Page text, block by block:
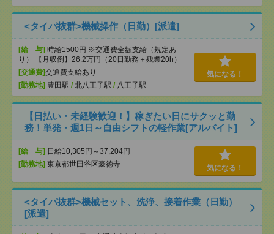
<タイパ抜群>機械操作（日勤）[派遣]
[給 与] 時給1500円 ※交通費全額支給（規定あ
り） 【月収例】26.2万円（20日勤務＋残業20h）
[交通費]交通費支給あり
[勤務地] 豊田駅 / 北八王子駅 / 八王子駅
気になる！
【日払い・未経験歓迎！】稼ぎたい日にサクッと勤
務！単発・週1日～自由シフトの軽作業[アルバイト]
[給 与] 日給10,305円～37,204円
[勤務地] 東京都世田谷区豪徳寺 気になる！
<タイパ抜群>機械セット、洗浄、接着作業（日勤）
[派遣]